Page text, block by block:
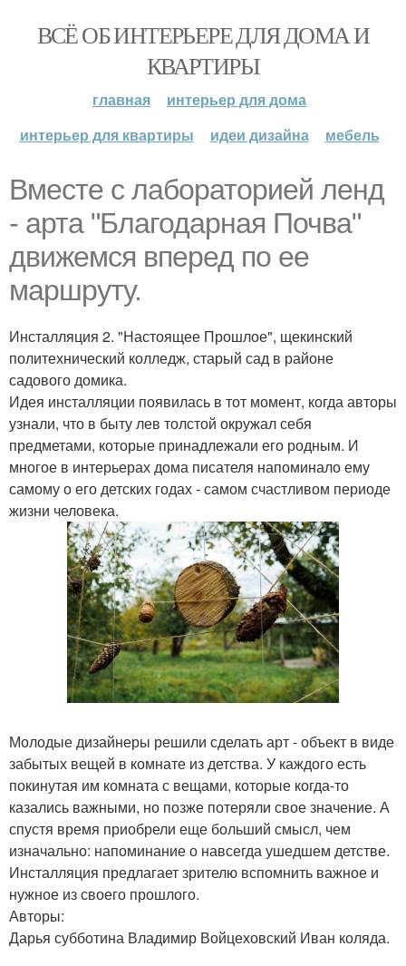
ВСЁ ОБ ИНТЕРЬЕРЕ ДЛЯ ДОМА И
КВАРТИРЫ
главная
интерьер для дома
интерьер для квартиры
идеи дизайна мебель
Вместе с лабораторией ленд
- арта "Благодарная Почва"
движемся вперед по ее
маршруту.
Инсталляция 2. "Настоящее Прошлое", щекинский
политехнический колледж, старый сад в районе
садового домика.
Идея инсталляции появилась в тот момент, когда авторы
узнали, что в быту лев толстой окружал себя
предметами, которые принадлежали его родным. И
многое в интерьерах дома писателя напоминало ему
самому о его детских годах - самом счастливом периоде
жизни человека.
Молодые дизайнеры решили сделать арт - объект в виде
забытых вещей в комнате из детства. У каждого есть
покинутая им комната с вещами, которые когда-то
казались важными, но позже потеряли свое значение. А
спустя время приобрели еще больший смысл, чем
изначально: напоминание о навсегда ушедшем детстве.
Инсталляция предлагает зрителю вспомнить важное и
нужное из своего прошлого.
Авторы:
Дарья субботина Владимир Войцеховский Иван коляда.